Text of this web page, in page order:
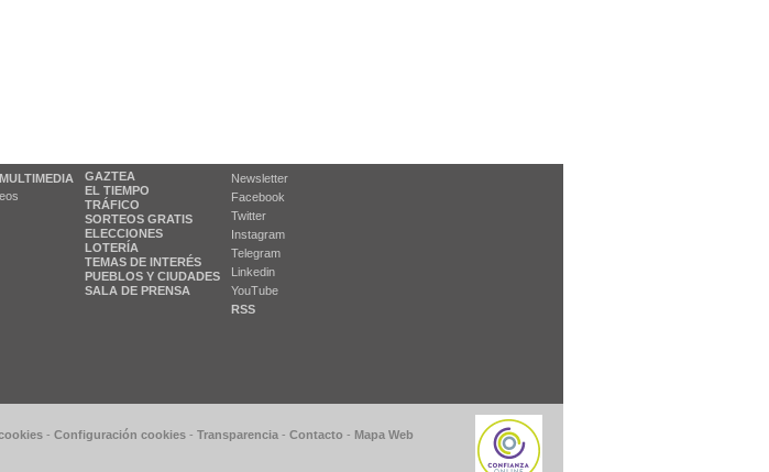
GAZTEA
EL TIEMPO
TRÁFICO
SORTEOS GRATIS
ELECCIONES
LOTERÍA
TEMAS DE INTERÉS
PUEBLOS Y CIUDADES
SALA DE PRENSA
Newsletter
Facebook
Twitter
Instagram
Telegram
Linkedin
YouTube
RSS
- Configuración cookies - Transparencia - Contacto - Mapa Web